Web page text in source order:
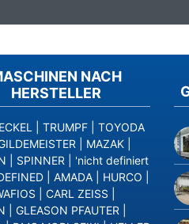
NACH
HERSTELLER
TRUMPF
TOYODA
MAZAK
SPINNER
'nicht definiert
AMADA HURCO
CARL ZEISS
GLEASON PFAUTER